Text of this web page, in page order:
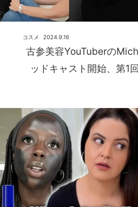
古参美容YouTuberの
ッドキャスト開始、第1
2024.9.16
コスメ